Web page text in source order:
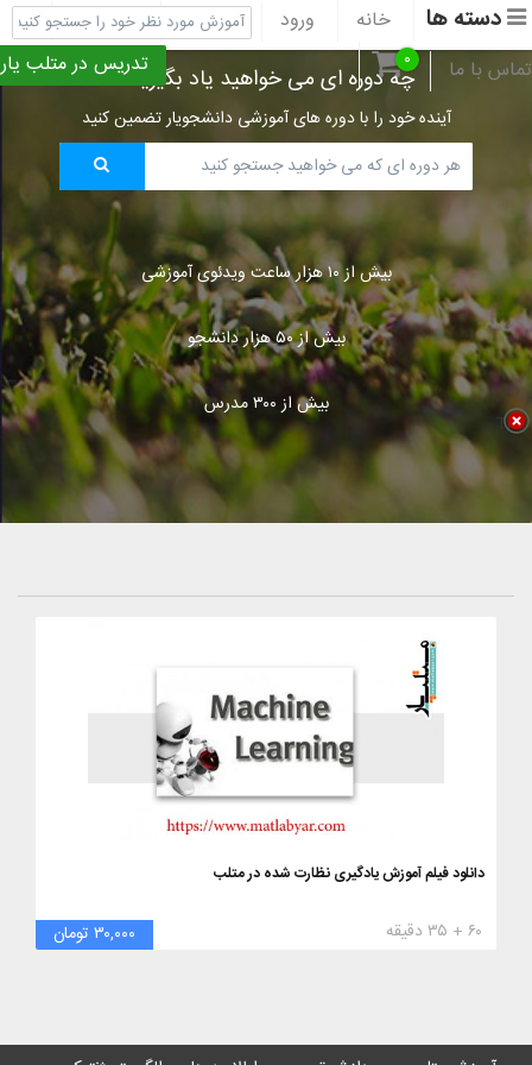
دسته ها خانه ورود ثبت نام
پشتیبانی
تماس با ما
۰ تدریس در متلب یارچه دوره ای می خواهید یاد بگیرید؟
آینده خود را با دوره های آموزشی دانشجویار تضمین کنید
بیش از ۱۰ هزار ساعت ویدئوی آموزشی
بیش از ۵۰ هزار دانشجو
بیش از ۳۰۰ مدرس
دانلود فیلم آموزش یادگیری نظارت شده در متلب
۳۰,۰۰۰ تومان ۶۰ + ۳۵ دقیقه
Title